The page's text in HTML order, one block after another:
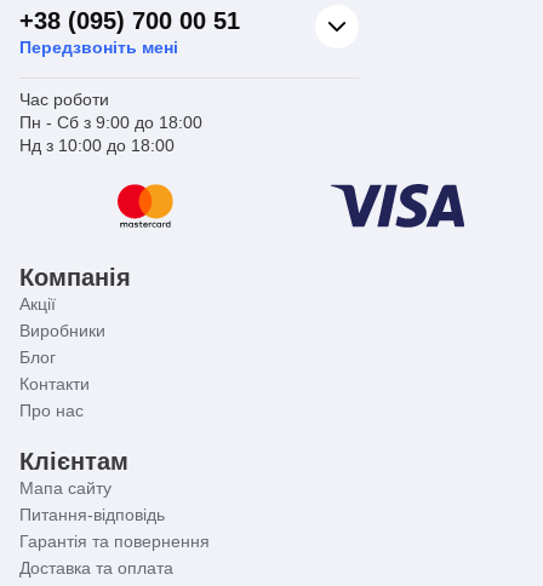
❗Зверніть увагу!❗
та правдивої інформації в описі товару. Проте
джерелом інформації є виробник. Він залишає за
собою право вносити зміни до конструкції
без попереднього повідомлення. Тому граничні
відхилення від розмірів можуть змінюватись у
+38 (095) 700 00 51
Передзвоніть мені
Час роботи
Пн - Сб з 9:00 до 18:00
Нд з 10:00 до 18:00
Компанія
Акції
Виробники
Блог
Контакти
Про нас
Клієнтам
Мапа сайту
Питання-відповідь
Гарантія та повернення
Доставка та оплата